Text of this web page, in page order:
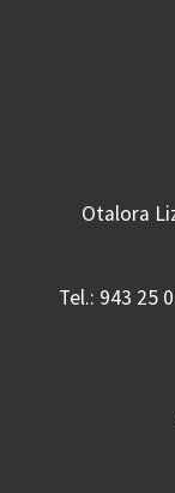
Otalora
Tel.: 943 25